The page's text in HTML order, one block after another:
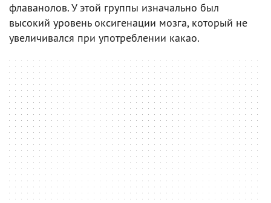
флаванолов. У этой группы изначально был
высокий уровень оксигенации мозга, который не
увеличивался при употреблении какао.